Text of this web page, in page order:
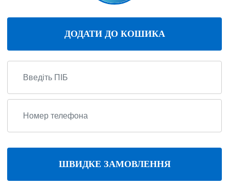
ДОДАТИ ДО КОШИКА
ШВИДКЕ ЗАМОВЛЕННЯ